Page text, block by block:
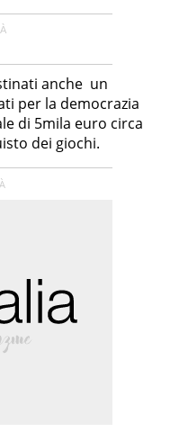
anche un
per la democrazia
di 5mila euro circa
dei giochi.